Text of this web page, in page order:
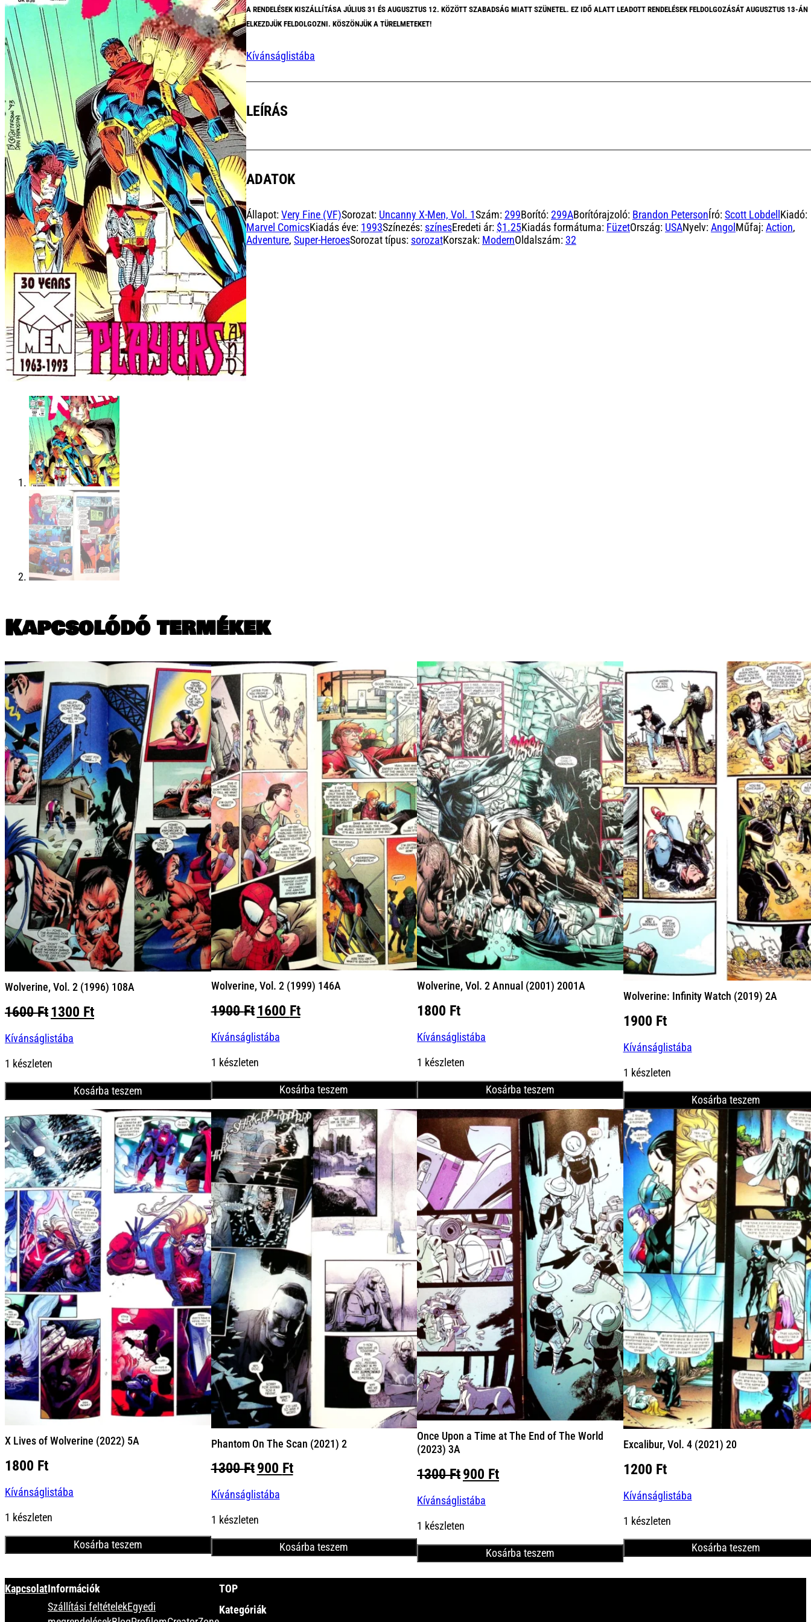
A RENDELÉSEK KISZÁLLÍTÁSA JÚLIUS 31 ÉS AUGUSZTUS 12. KÖZÖTT SZABADSÁG MIATT SZÜNETEL. EZ IDŐ ALATT LEADOTT RENDELÉSEK FELDOLGOZÁSÁT AUGUSZTUS 13-ÁN
ELKEZDJÜK FELDOLGOZNI. KÖSZÖNJÜK A TÜRELMETEKET!
Kívánságlistába
LEÍRÁS
ADATOK
Állapot:Very Fine (VF)Sorozat: Uncanny X-Men, Vol. 1Szám:299Borító:299ABorítórajzoló: Brandon PetersonÍró:Scott Lobdell Kiadó:
Marvel ComicsKiadás éve: 1993Színezés: színesEredeti ár: $1.25Kiadás formátuma: FüzetOrszág: USANyelv:Angol Műfaj:Action,
Adventure, Super-HeroesSorozat típus: sorozatKorszak: ModernOldalszám: 32
Kapcsolódó termékek
Wolverine, Vol. 2 (1996) 108A
1600FtOriginal
was:
1300 FtCurrent
Kívánságlistába
1 készleten
Kosárba teszem
Wolverine, Vol. 2 (1999) 146A
1900FtOriginal
was:
1600 FtCurrent
Kívánságlistába
1 készleten
Kosárba teszem
Wolverine, Vol. 2 Annual (2001) 2001A
1800 Ft
Kívánságlistába
1 készleten
Kosárba teszem
Wolverine: Infinity Watch (2019) 2A
1900 Ft
Kívánságlistába
1 készleten
Kosárba teszem
X Lives of Wolverine (2022) 5A
1800 Ft
Kívánságlistába
1 készleten
Kosárba teszem
Phantom On The Scan (2021) 2
1300FtOriginal
was:
900 FtCurrent
Kívánságlistába
1 készleten
Kosárba teszem
Once Upon a Time at The End of The World
(2023) 3A
1300FtOriginal
was:
900 FtCurrent
Kívánságlistába
1 készleten
Kosárba teszem
Excalibur, Vol. 4 (2021) 20
1200 Ft
Kívánságlistába
1 készleten
Kosárba teszem
KapcsolatInformációk
Szállítási feltételekEgyedi
TOP
Kategóriák